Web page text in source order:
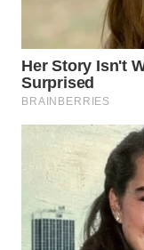
WN
PADANG
LAWAS
SUMEDANG
WN
CIANJUR